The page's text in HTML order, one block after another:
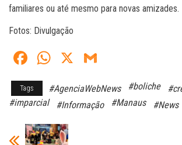
familiares ou até mesmo para novas amizades.
Fotos: Divulgação
Fa
ce
bo
W
ts
A
pp
X
ail
Tags #AgenciaWebNews #boliche
#imparcial
#Informação #Manaus #News